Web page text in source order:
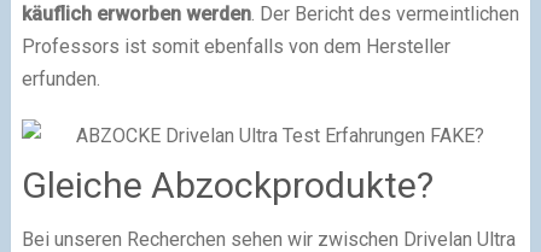
käuflich erworben werden. Der Bericht des vermeintlichen
Professors ist somit ebenfalls von dem Hersteller
erfunden.
Gleiche Abzockprodukte?
Bei unseren Recherchen sehen wir zwischen Drivelan Ultra